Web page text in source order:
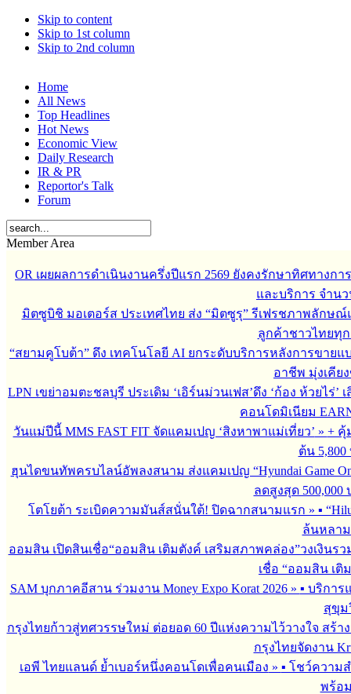
Skip to content
Skip to 1st column
Skip to 2nd column
Home
All News
Top Headlines
Hot News
Economic View
Daily Research
IR & PR
Reportor's Talk
Forum
Member Area
OR เผยผลการดำเนินงานครึ่งปีแรก 2569 ยังคงรักษาทิศทางกา
และบริการ จำนว
มิตซูบิชิ มอเตอร์ส ประเทศไทย ส่ง “มิตซูรุ” รีเฟรชภาพลักษณ์
ลูกค้าชาวไทยทุก
“สยามคูโบต้า” ดึง เทคโนโลยี AI ยกระดับบริการหลังการขาย
อาชีพ มุ่งเคีย
LPN เขย่าอมตะชลบุรี ประเดิม ‘เอิร์นม่วนเฟส’ดึง ‘ก้อง ห้วยไร่’
คอนโดมิเนียม
วันแม่ปีนี้ MMS FAST FIT จัดแคมเปญ ‘สิงหาพาแม่เที่ยว’ » + คุ้
ต้น
ฮุนไดขนทัพครบไลน์อัพลงสนาม ส่งแคมเปญ “Hyundai Game
ลดสูงสุด 500,000
โตโยต้า ระเบิดความมันส์สนั่นใต้! ปิดฉากสนามแรก » ▪︎
ล้นหลาม
ออมสิน เปิดสินเชื่อ“ออมสิน เติมตังค์ เสริมสภาพคล่อง”วงเงินรว
เชื่อ “ออมสิน เติ
SAM บุกภาคอีสาน ร่วมงาน Money Expo Korat 2026» ▪︎ บริกา
สุขุม
กรุงไทยก้าวสู่ทศวรรษใหม่ ต่อยอด 60 ปีแห่งความไว้วางใจ สร้
กรุงไทยจัดงาน
เอพี ไทยแลนด์ ย้ำเบอร์หนึ่งคอนโดเพื่อคนเมือง » ▪︎ โชว์ความ
พร้อ